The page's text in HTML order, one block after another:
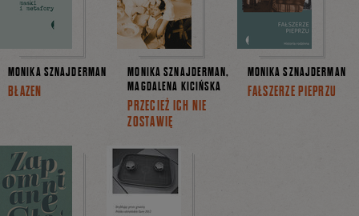
MONIKA SZNAJDERMAN
BŁAZEN
MONIKA SZNAJDERMAN,
MAGDALENA KICIŃSKA
PRZECIEŻ ICH NIE
ZOSTAWIĘ
MONIKA SZNAJDERMAN
FAŁSZERZE PIEPRZU